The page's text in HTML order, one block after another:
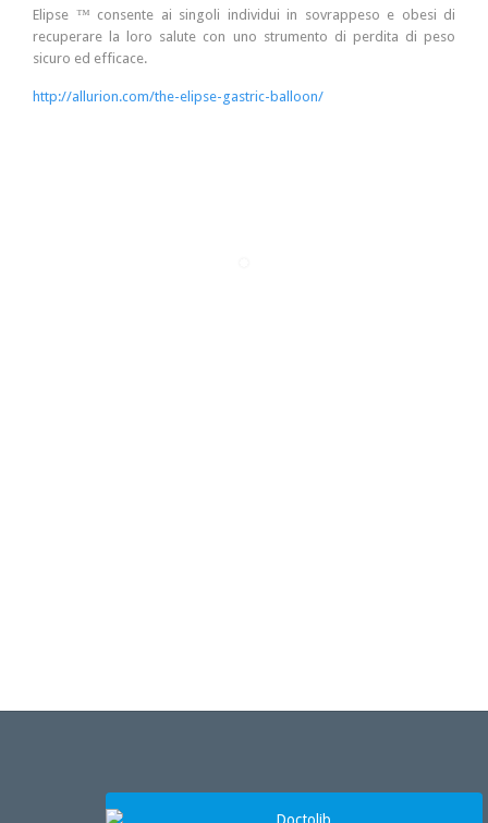
Elipse ™ consente ai singoli individui in sovrappeso e obesi di
recuperare la loro salute con uno strumento di perdita di peso
sicuro ed efficace.
http://allurion.com/the-elipse-gastric-balloon/